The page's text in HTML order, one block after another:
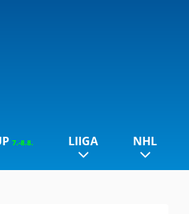
7.-8.8. LIIGA NHL